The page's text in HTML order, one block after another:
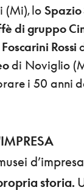
(Mi), loSpazio
di gruppo
Rossi
di Noviglio
i 50 anni
storia.